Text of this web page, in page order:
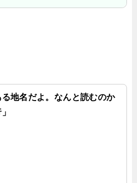
地名だよ。なんと読むのか